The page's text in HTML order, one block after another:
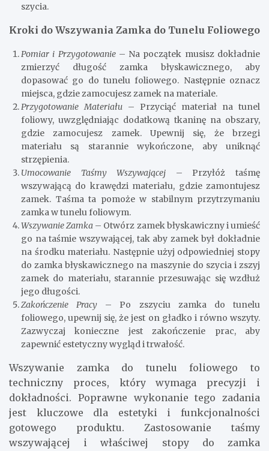
szycia.
Kroki do Wszywania Zamka do Tunelu Foliowego
Pomiar i Przygotowanie– Na początek musisz dokładnie
zmierzyć długość zamka błyskawicznego, aby
dopasować go do tunelu foliowego. Następnie oznacz
miejsca, gdzie zamocujesz zamek na materiale.
Przygotowanie Materiału – Przyciąć materiał na tunel
foliowy, uwzględniając dodatkową tkaninę na obszary,
gdzie zamocujesz zamek. Upewnij się, że brzegi
materiału są starannie wykończone, aby uniknąć
strzępienia.
Umocowanie Taśmy Wszywającej – Przyłóż taśmę
wszywającą do krawędzi materiału, gdzie zamontujesz
zamek. Taśma ta pomoże w stabilnym przytrzymaniu
zamka w tunelu foliowym.
Wszywanie Zamka – Otwórz zamek błyskawiczny i umieść
go na taśmie wszywającej, tak aby zamek był dokładnie
na środku materiału. Następnie użyj odpowiedniej stopy
do zamka błyskawicznego na maszynie do szycia i zszyj
zamek do materiału, starannie przesuwając się wzdłuż
jego długości.
Zakończenie Pracy – Po zszyciu zamka do tunelu
foliowego, upewnij się, że jest on gładko i równo wszyty.
Zazwyczaj konieczne jest zakończenie prac, aby
zapewnić estetyczny wygląd i trwałość.
Wszywanie zamka do tunelu foliowego to
techniczny proces, który wymaga precyzji i
dokładności. Poprawne wykonanie tego zadania
jest kluczowe dla estetyki i funkcjonalności
gotowego produktu. Zastosowanie taśmy
wszywającej i właściwej stopy do zamka